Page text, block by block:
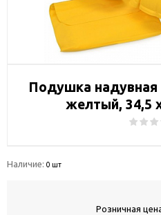
Подушка надувная
желтый, 34,5
Наличие: 0 шт
Розничная